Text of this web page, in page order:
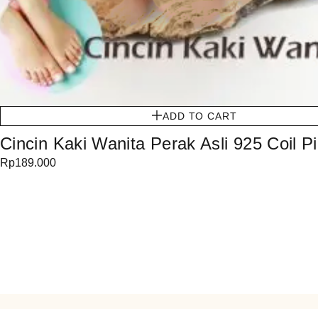
ADD TO CART
Cincin Kaki Wanita Perak Asli 925 Coil
Rp189.000